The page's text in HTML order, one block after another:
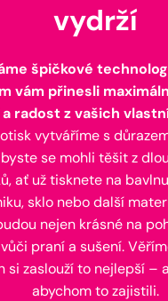
vydrží
špičkové
vám přinesli
radost z vašich
vytváříme s
se mohli těšit z
ať už tisknete na
sklo nebo další
nejen krásné na
praní a sušení.
si zaslouží to nejlepší –
abychom to zajistili.